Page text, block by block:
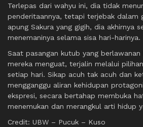
Terlepas dari wahyu ini, dia tidak
penderitaannya, tetapi terjebak dalam
apung Sakura yang gigih, dia akhirnya
menemaninya selama sisa hari-harinya.
Saat pasangan kutub yang berlawanan
mereka menguat, terjalin melalui
setiap hari. Sikap acuh tak acuh dan
mengganggu aliran kehidupan
ekspresi, secara bertahap membuka
menemukan dan merangkul arti hidup
Credit: UBW – Pucuk – Kuso